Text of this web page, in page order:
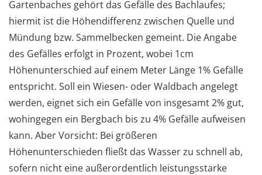
Gartenbaches gehört das Gefälle des Bachlaufes;
hiermit ist die Höhendifferenz zwischen Quelle und
Mündung bzw. Sammelbecken gemeint. Die Angabe
des Gefälles erfolgt in Prozent, wobei 1cm
Höhenunterschied auf einem Meter Länge 1% Gefälle
entspricht. Soll ein Wiesen- oder Waldbach angelegt
werden, eignet sich ein Gefälle von insgesamt 2% gut,
wohingegen ein Bergbach bis zu 4% Gefälle aufweisen
kann. Aber Vorsicht: Bei größeren
Höhenunterschieden fließt das Wasser zu schnell ab,
sofern nicht eine außerordentlich leistungsstarke